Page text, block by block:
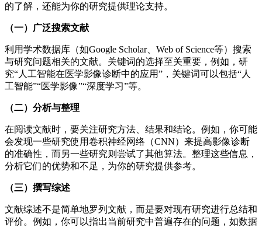
的了解，还能为你的研究提供理论支持。
（一）广泛搜索文献
利用学术数据库（如Google Scholar、Web of Science等）搜索
与研究问题相关的文献。关键词的选择至关重要，例如，研
究“人工智能在医学影像诊断中的应用”，关键词可以包括“人
工智能”“医学影像”“深度学习”等。
（二）分析与整理
在阅读文献时，要关注研究方法、结果和结论。例如，你可能
会发现一些研究使用卷积神经网络（CNN）来提高影像诊断
的准确性，而另一些研究则尝试了其他算法。整理这些信息，
分析它们的优势和不足，为你的研究提供参考。
（三）撰写综述
文献综述不是简单地罗列文献，而是要对现有研究进行总结和
评价。例如，你可以指出当前研究中普遍存在的问题，如数据